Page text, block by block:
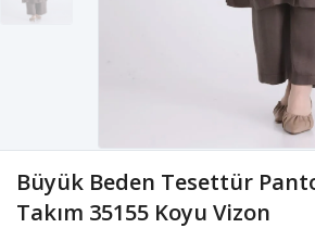
Büyük Beden Tesettür
Takım 35155 Koyu Vizon